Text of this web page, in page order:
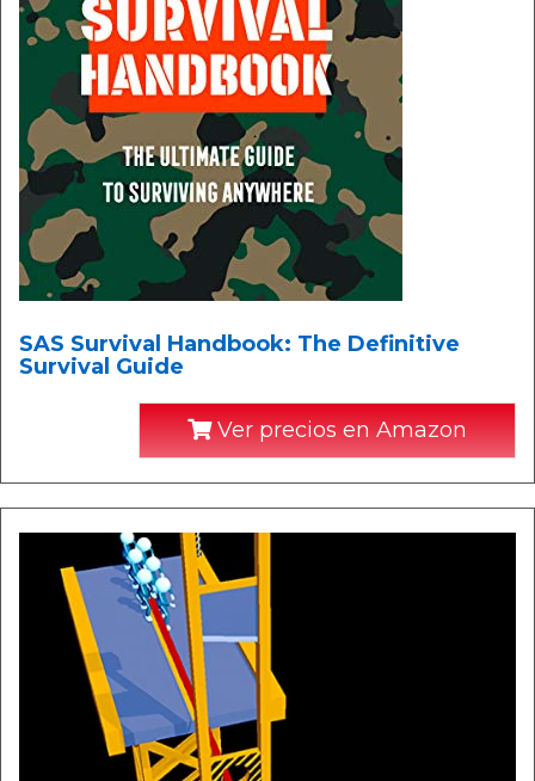
SAS Survival Handbook: The Definitive
Survival Guide
Ver precios en Amazon